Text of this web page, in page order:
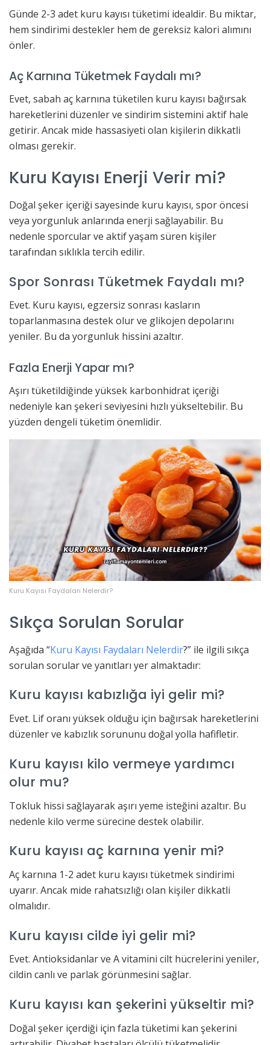
Günde 2-3 adet kuru kayısı tüketimi idealdir. Bu miktar,
hem sindirimi destekler hem de gereksiz kalori alımını
önler.
Aç Karnına Tüketmek Faydalı mı?
Evet, sabah aç karnına tüketilen kuru kayısı bağırsak
hareketlerini düzenler ve sindirim sistemini aktif hale
getirir. Ancak mide hassasiyeti olan kişilerin dikkatli
olması gerekir.
Kuru Kayısı Enerji Verir mi?
Doğal şeker içeriği sayesinde kuru kayısı, spor öncesi
veya yorgunluk anlarında enerji sağlayabilir. Bu
nedenle sporcular ve aktif yaşam süren kişiler
tarafından sıklıkla tercih edilir.
Spor Sonrası Tüketmek Faydalı mı?
Evet. Kuru kayısı, egzersiz sonrası kasların
toparlanmasına destek olur ve glikojen depolarını
yeniler. Bu da yorgunluk hissini azaltır.
Fazla Enerji Yapar mı?
Aşırı tüketildiğinde yüksek karbonhidrat içeriği
nedeniyle kan şekeri seviyesini hızlı yükseltebilir. Bu
yüzden dengeli tüketim önemlidir.
Kuru Kayısı Faydaları Nelerdir?
Sıkça Sorulan Sorular
Aşağıda “Kuru Kayısı Faydaları Nelerdir?” ile ilgili sıkça
sorulan sorular ve yanıtları yer almaktadır:
Kuru kayısı kabızlığa iyi gelir mi?
Evet. Lif oranı yüksek olduğu için bağırsak hareketlerini
düzenler ve kabızlık sorununu doğal yolla hafifletir.
Kuru kayısı kilo vermeye yardımcı
olur mu?
Tokluk hissi sağlayarak aşırı yeme isteğini azaltır. Bu
nedenle kilo verme sürecine destek olabilir.
Kuru kayısı aç karnına yenir mi?
Aç karnına 1-2 adet kuru kayısı tüketmek sindirimi
uyarır. Ancak mide rahatsızlığı olan kişiler dikkatli
olmalıdır.
Kuru kayısı cilde iyi gelir mi?
Evet. Antioksidanlar ve A vitamini cilt hücrelerini yeniler,
cildin canlı ve parlak görünmesini sağlar.
Kuru kayısı kan şekerini yükseltir mi?
Doğal şeker içerdiği için fazla tüketimi kan şekerini